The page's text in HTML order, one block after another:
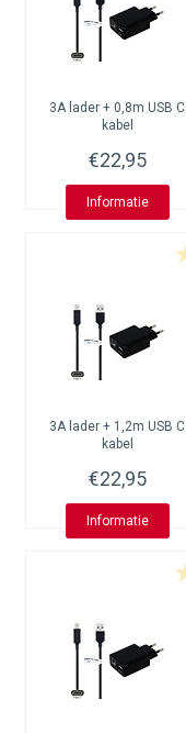
3A lader + 0,8m USB C
kabel
€22,95
Informatie
3A lader + 1,2m USB C
kabel
€22,95
Informatie